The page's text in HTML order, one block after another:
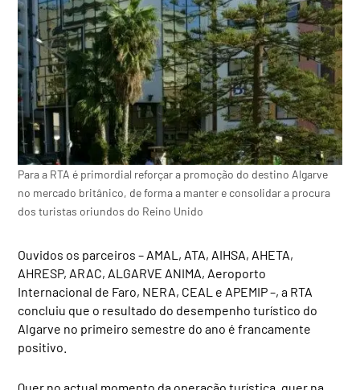
Para a RTA é primordial reforçar a promoção do destino Algarve
no mercado britânico, de forma a manter e consolidar a procura
dos turistas oriundos do Reino Unido
Ouvidos os parceiros – AMAL, ATA, AIHSA, AHETA,
AHRESP, ARAC, ALGARVE ANIMA, Aeroporto
Internacional de Faro, NERA, CEAL e APEMIP –, a RTA
concluiu que o resultado do desempenho turístico do
Algarve no primeiro semestre do ano é francamente
positivo.